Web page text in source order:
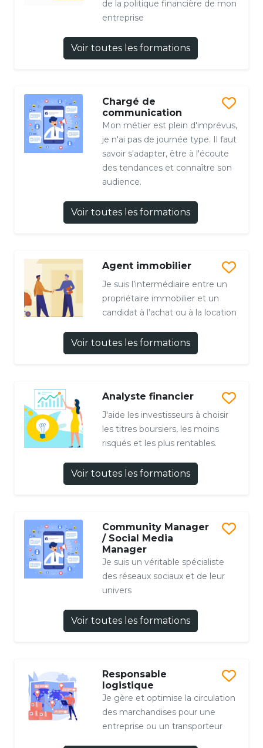
de la politique financière de mon
entreprise
Voir toutes les formations
Chargé de
communication
Mon métier est plein d'imprévus,
je n'ai pas de journée type. Il faut
savoir s'adapter, être à l'écoute
des tendances et connaître son
audience.
Voir toutes les formations
Agent immobilier
Je suis l’intermédiaire entre un
propriétaire immobilier et un
candidat à l’achat ou à la location
Voir toutes les formations
Analyste financier
J'aide les investisseurs à choisir
les titres boursiers, les moins
risqués et les plus rentables.
Voir toutes les formations
Community Manager
/ Social Media
Manager
Je suis un véritable spécialiste
des réseaux sociaux et de leur
univers
Voir toutes les formations
Responsable
logistique
Je gère et optimise la circulation
des marchandises pour une
entreprise ou un transporteur